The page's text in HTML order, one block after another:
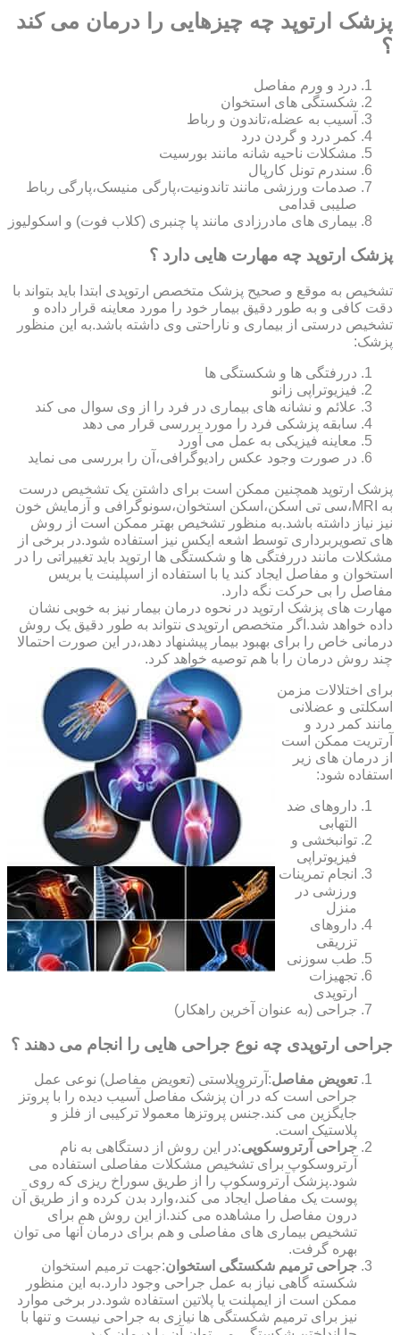
پزشک ارتوپد چه چیزهایی را درمان می کند
؟
درد و ورم مفاصل
شکستگی های استخوان
آسیب به عضله،تاندون و رباط
کمر درد و گردن درد
مشکلات ناحیه شانه مانند بورسیت
سندرم تونل کارپال
صدمات ورزشی مانند تاندونیت،پارگی منیسک،پارگی رباط
صلیبی قدامی
بیماری های مادرزادی مانند پا چنبری (کلاب فوت) و اسکولیوز
پزشک ارتوپد چه مهارت هایی دارد ؟
تشخیص به موقع و صحیح پزشک متخصص ارتوپدی ابتدا باید بتواند با
دقت کافی و به طور دقیق بیمار خود را مورد معاینه قرار داده و
تشخیص درستی از بیماری و ناراحتی وی داشته باشد.به این منظور
پزشک:
دررفتگی ها و شکستگی ها
فیزیوتراپی زانو
علائم و نشانه های بیماری در فرد را از وی سوال می کند
سابقه پزشکی فرد را مورد بررسی قرار می دهد
معاینه فیزیکی به عمل می آورد
در صورت وجود عکس رادیوگرافی،آن را بررسی می‎ نماید
پزشک ارتوپد همچنین ممکن است برای داشتن یک تشخیص درست
به MRI،سی تی اسکن،اسکن استخوان،سونوگرافی و آزمایش خون
نیز نیاز داشته باشد.به منظور تشخیص بهتر ممکن است از روش
های تصویربرداری توسط اشعه ایکس نیز استفاده شود.در برخی از
مشکلات مانند دررفتگی ها و شکستگی ها ارتوپد باید تغییراتی را در
استخوان و مفاصل ایجاد کند یا با استفاده از اسپلینت یا بریس
مفاصل را بی حرکت نگه دارد.
مهارت های پزشک ارتوپد در نحوه درمان بیمار نیز به خوبی نشان
داده خواهد شد.اگر متخصص ارتوپدی نتواند به طور دقیق یک روش
درمانی خاص را برای بهبود بیمار پیشنهاد دهد،در این صورت احتمالا
چند روش درمان را با هم توصیه خواهد کرد.
برای اختلالات مزمن
اسکلتی و عضلانی
مانند کمر درد و
آرتریت ممکن است
از درمان های زیر
استفاده شود:
داروهای ضد
التهابی
توانبخشی و
فیزیوتراپی
انجام تمرینات
ورزشی در
منزل
داروهای
تزریقی
طب سوزنی
تجهیزات
ارتوپدی
جراحی (به عنوان آخرین راهکار)
جراحی ارتوپدی چه نوع جراحی هایی را انجام می دهند ؟
تعویض مفاصل:آرتروپلاستی (تعویض مفاصل) نوعی عمل
جراحی است که در آن پزشک مفاصل آسیب دیده را با پروتز
جایگزین می کند.جنس پروتزها معمولا ترکیبی از فلز و
پلاستیک است.
جراحی آرتروسکوپی:در این روش از دستگاهی به نام
آرتروسکوپ برای تشخیص مشکلات مفاصلی استفاده می
شود.پزشک آرتروسکوپ را از طریق سوراخ ریزی که روی
پوست یک مفاصل ایجاد می کند،وارد بدن کرده و از طریق آن
درون مفاصل را مشاهده می کند.از این روش هم برای
تشخیص بیماری های مفاصلی و هم برای درمان آنها می توان
بهره گرفت.
جراحی ترمیم شکستگی استخوان:جهت ترمیم استخوان
شکسته گاهی نیاز به عمل جراحی وجود دارد.به این منظور
ممکن است از ایمپلنت یا پلاتین استفاده شود.در برخی موارد
نیز برای ترمیم شکستگی ها نیازی به جراحی نیست و تنها با